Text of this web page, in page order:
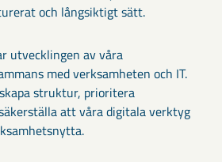
och långsiktigt sätt.
utvecklingen av våra
med verksamheten och IT.
struktur, prioritera
att våra digitala verktyg